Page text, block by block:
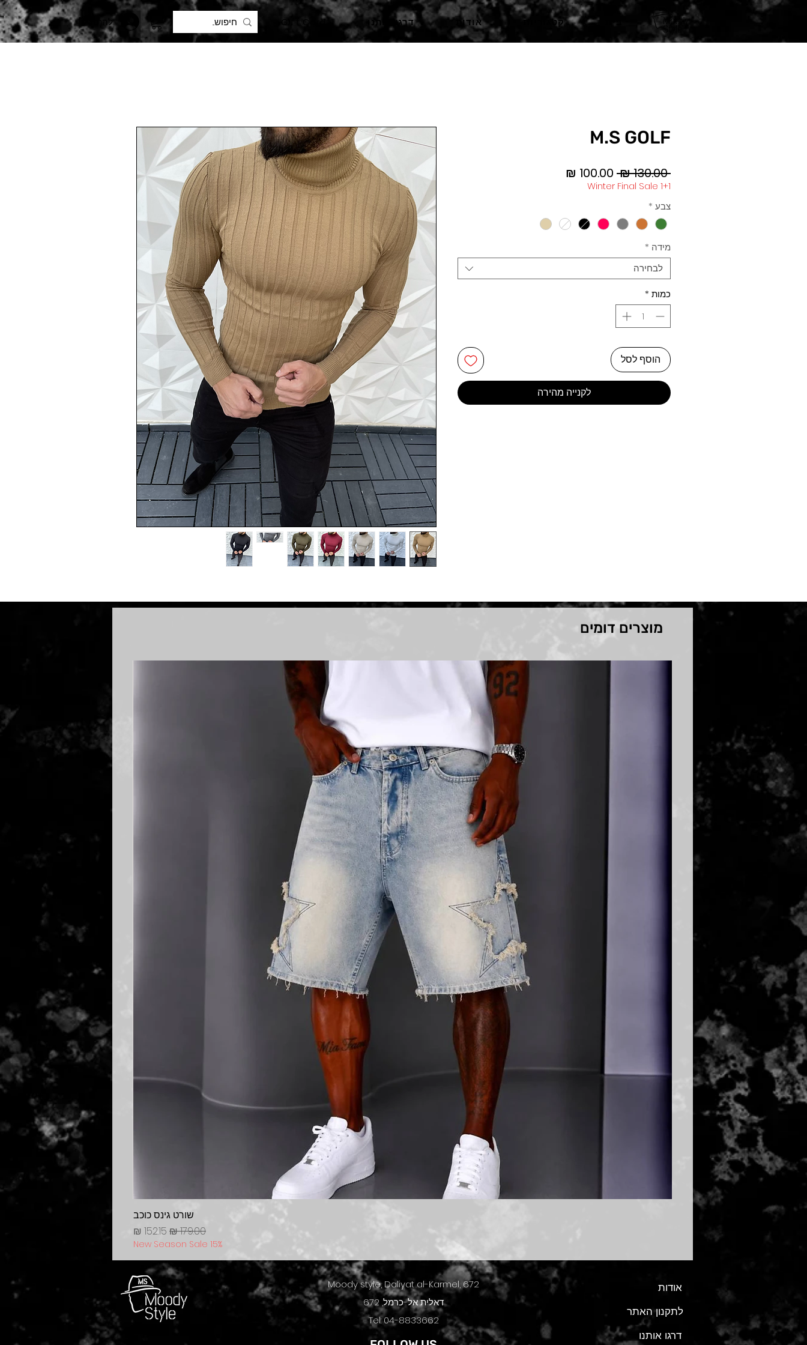
להתחברות Gift Card דרגו אותנו אודות קטגוריות בית
M.S GOLF
‏130.00 ‏₪
מחיר
רגיל
Winter Final Sale 1+1
צבע *
מידה *
לבחירה
כמות *
הוסף לסל
לקנייה מהירה
מוצרים דומים
שורט גינס כוכב
מחיר רגיל מחיר מבצע
New Season Sale 15%
Moody style, Daliyat al-Karmel, 672
דאלית אל-כרמל, 672
Tel: 04-8833662
אודות
לתקנון האתר
דרגו אותנו